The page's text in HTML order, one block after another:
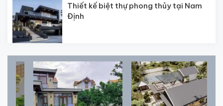
Thiết kế biệt thự phong thủy tại Nam
Định